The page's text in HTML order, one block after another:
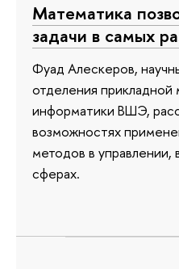
Математика
задачи в самых
Фуад Алескеров,
отделения прикладной
информатики ВШЭ,
возможностях
методов в управлении,
сферах.